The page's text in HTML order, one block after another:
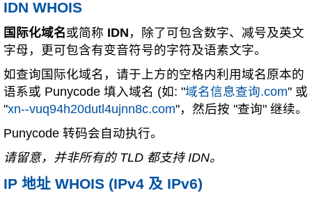
IDN WHOIS
国际化域名或简称 IDN ，除了可包含数字、减号及英文
字母，更可包含有变音符号的字符及语素文字。
如查询国际化域名，请于上方的空格内利用域名原本的
语系或 Punycode 填入域名 (如: "域名信息查询.com" 或
"xn--vuq94h20dutl4ujnn8c.com"，然后按 "查询" 继续。
Punycode 转码会自动执行。
请留意，并非所有的 TLD 都支持 IDN。
IP 地址 WHOIS (IPv4 及 IPv6)